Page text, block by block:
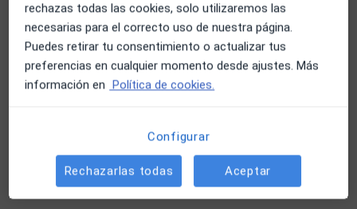
Primera visita Traumatología y
Cirugía Ortopédica
130 € Detalles
Reservar cita
Artroscopia de rodilla
Cirugía de rodilla
Desde 130 € Detalles
rechazas todas las cookies, solo utilizaremos las
necesarias para el correcto uso de nuestra página.
Puedes retirar tu consentimiento o actualizar tus
preferencias en cualquier momento desde ajustes. Más
información en Política de cookies.
Configurar
Rechazarlas todas Aceptar